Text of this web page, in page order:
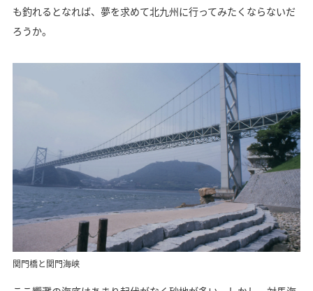
も釣れるとなれば、夢を求めて北九州に行ってみたくならないだ
ろうか。
関門橋と関門海峡